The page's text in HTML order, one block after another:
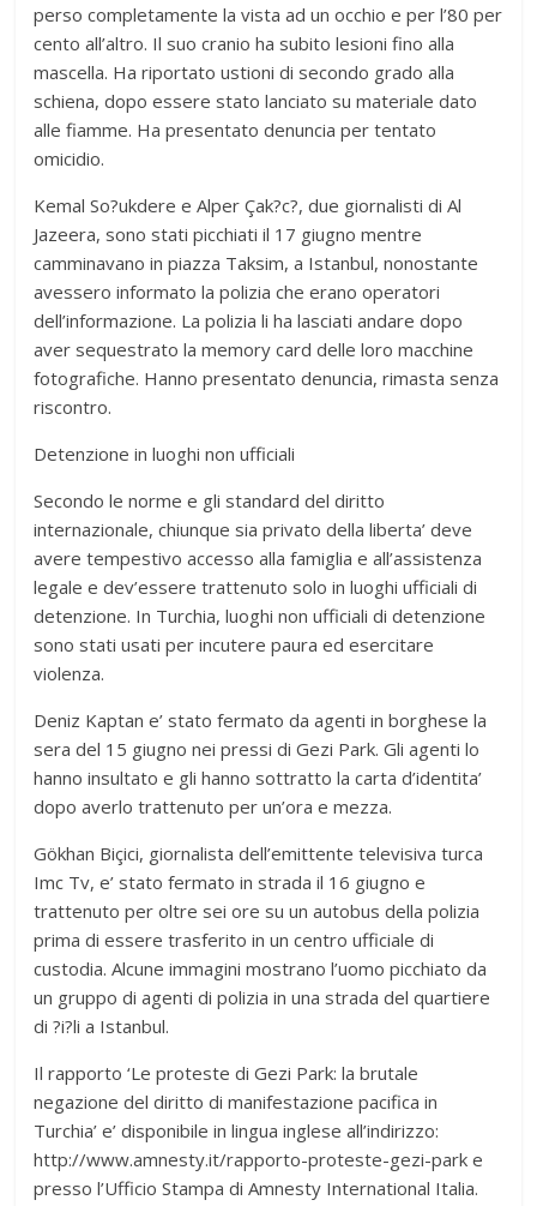
perso completamente la vista ad un occhio e per l’80 per
cento all’altro. Il suo cranio ha subito lesioni fino alla
mascella. Ha riportato ustioni di secondo grado alla
schiena, dopo essere stato lanciato su materiale dato
alle fiamme. Ha presentato denuncia per tentato
omicidio.
Kemal So?ukdere e Alper Çak?c?, due giornalisti di Al
Jazeera, sono stati picchiati il 17 giugno mentre
camminavano in piazza Taksim, a Istanbul, nonostante
avessero informato la polizia che erano operatori
dell’informazione. La polizia li ha lasciati andare dopo
aver sequestrato la memory card delle loro macchine
fotografiche. Hanno presentato denuncia, rimasta senza
riscontro.
Detenzione in luoghi non ufficiali
Secondo le norme e gli standard del diritto
internazionale, chiunque sia privato della liberta’ deve
avere tempestivo accesso alla famiglia e all’assistenza
legale e dev’essere trattenuto solo in luoghi ufficiali di
detenzione. In Turchia, luoghi non ufficiali di detenzione
sono stati usati per incutere paura ed esercitare
violenza.
Deniz Kaptan e’ stato fermato da agenti in borghese la
sera del 15 giugno nei pressi di Gezi Park. Gli agenti lo
hanno insultato e gli hanno sottratto la carta d’identita’
dopo averlo trattenuto per un’ora e mezza.
Gökhan Biçici, giornalista dell’emittente televisiva turca
Imc Tv, e’ stato fermato in strada il 16 giugno e
trattenuto per oltre sei ore su un autobus della polizia
prima di essere trasferito in un centro ufficiale di
custodia. Alcune immagini mostrano l’uomo picchiato da
un gruppo di agenti di polizia in una strada del quartiere
di ?i?li a Istanbul.
Il rapporto ‘Le proteste di Gezi Park: la brutale
negazione del diritto di manifestazione pacifica in
Turchia’ e’ disponibile in lingua inglese all’indirizzo:
http://www.amnesty.it/rapporto-proteste-gezi-park e
presso l’Ufficio Stampa di Amnesty International Italia.